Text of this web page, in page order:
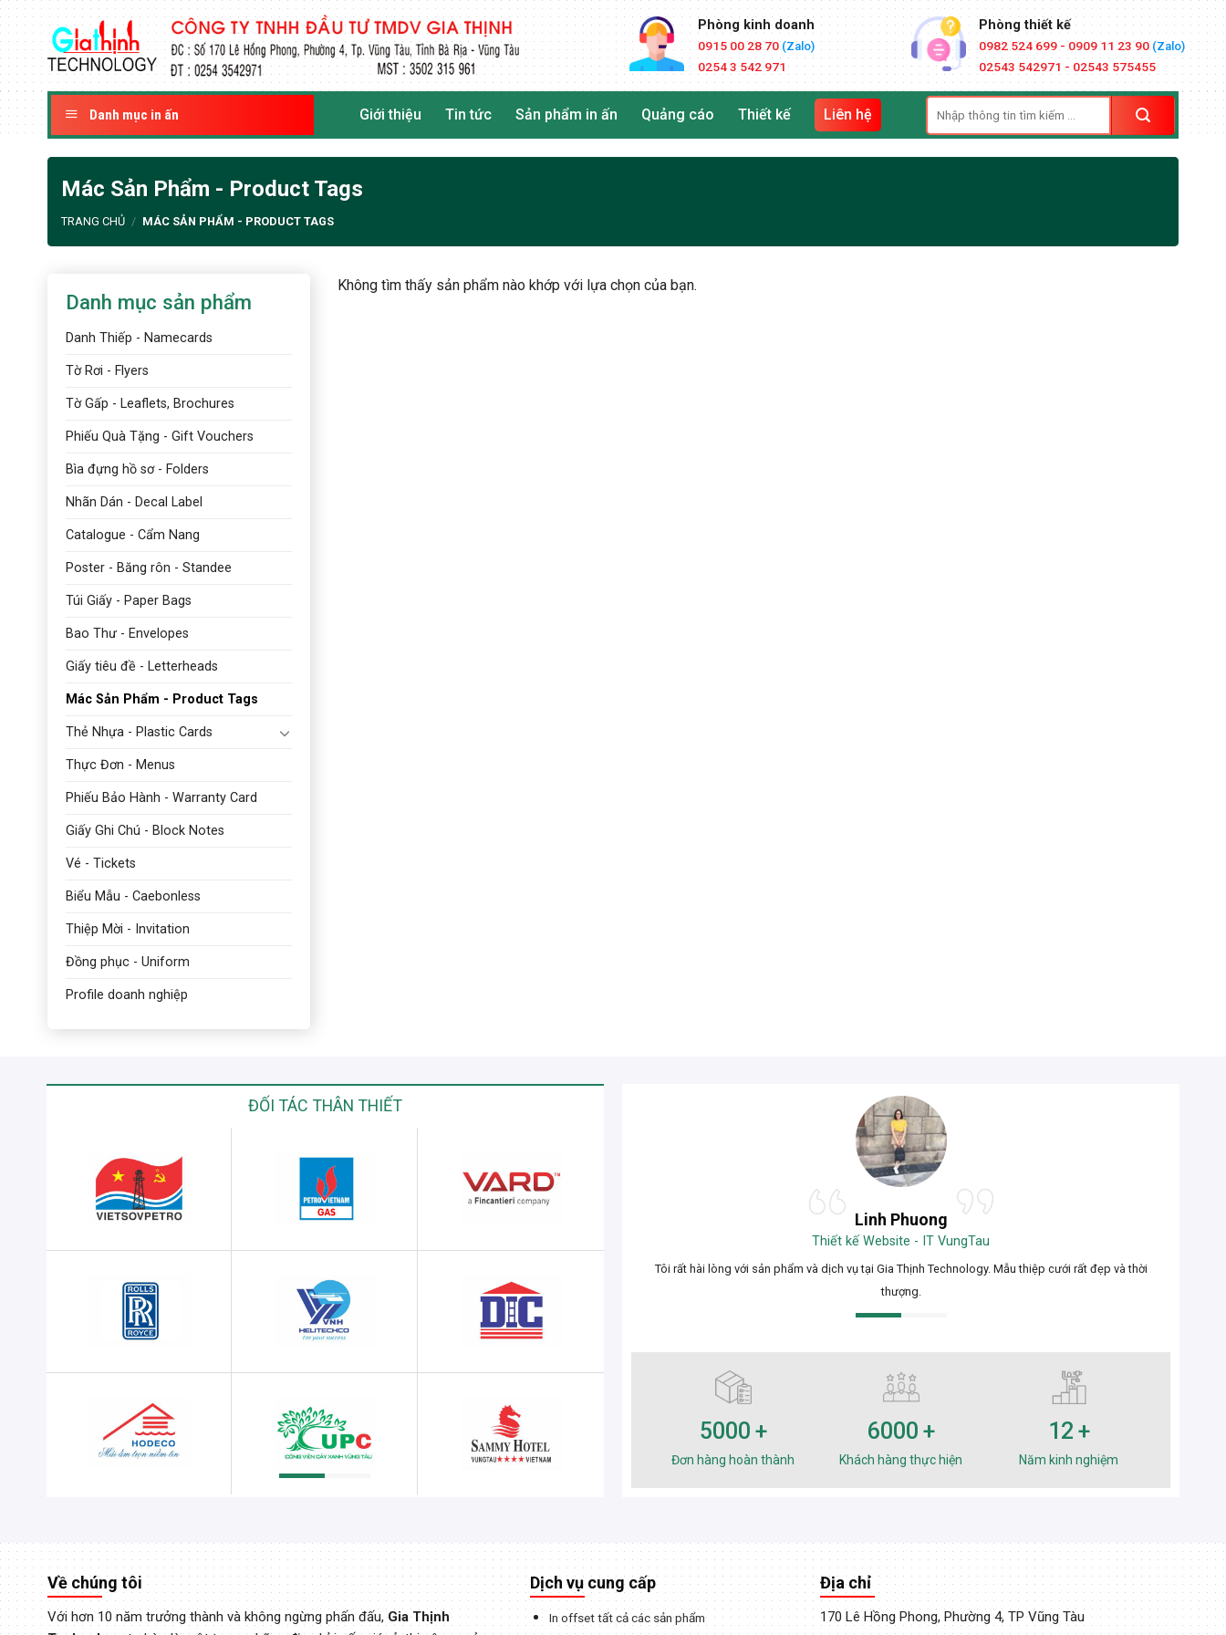
Skip
to
content
Phòng kinh doanh
0915 00 28 70(Zalo)
0254 3 542 971
Phòng thiết kế
0982 524 699 - 0909 11 23 90 (Zalo)
02543 542971 - 02543 575455
Danh mục in ấn Giới thiệu Tin tức Sản phẩm in ấn Quảng cáo Thiết kế Liên hệ
Tìm
kiếm:
Mác Sản Phẩm - Product Tags
TRANG CHỦ / MÁC SẢN PHẨM - PRODUCT TAGS
Danh mục sản phẩm
Danh Thiếp - Namecards
Tờ Rơi - Flyers
Tờ Gấp - Leaflets, Brochures
Phiếu Quà Tặng - Gift Vouchers
Bìa đựng hồ sơ - Folders
Nhãn Dán - Decal Label
Catalogue - Cẩm Nang
Poster - Băng rôn - Standee
Túi Giấy - Paper Bags
Bao Thư - Envelopes
Giấy tiêu đề - Letterheads
Mác Sản Phẩm - Product Tags
Thẻ Nhựa - Plastic Cards
Thực Đơn - Menus
Phiếu Bảo Hành - Warranty Card
Giấy Ghi Chú - Block Notes
Vé - Tickets
Biểu Mẫu - Caebonless
Thiệp Mời - Invitation
Đồng phục - Uniform
Profile doanh nghiệp
Không tìm thấy sản phẩm nào khớp với lựa chọn của bạn.
ĐỐI TÁC THÂN THIẾT
Linh Phuong
Thiết kế Website - IT VungTau
Tôi rất hài lòng với sản phẩm và dịch vụ tại Gia Thịnh Technology. Mẫu thiệp cưới rất đẹp và thời
thượng.
5000
Đơn hàng hoàn thành
6000
Khách hàng thực hiện
12
Năm kinh nghiệm
Về chúng tôi
Với hơn 10 năm trưởng thành và không ngừng phấn đấu,Gia Thịnh
Dịch vụ cung cấp
In offset tất cả các sản phẩm
Địa chỉ
170 Lê Hồng Phong, Phường 4, TP Vũng Tàu